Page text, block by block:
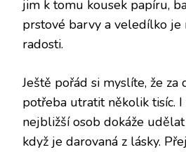
jim k tomu kousek papíru,
prstové barvy a veledílko je
radosti.
Ještě pořád si myslíte, že za
potřeba utratit několik tisíc.
nejbližší osob dokáže
když je darovaná z lásky.